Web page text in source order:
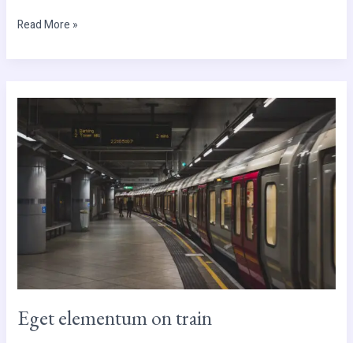
Read More »
Eget elementum on train
on
train